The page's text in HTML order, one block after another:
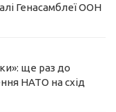
Генасамблеї ООН
ще раз до
НАТО на схід